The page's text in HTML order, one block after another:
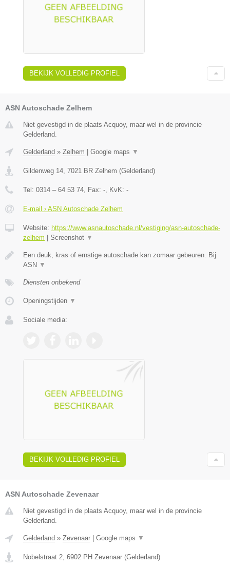
BEKIJK VOLLEDIG PROFIEL
ASN Autoschade Zelhem
Niet gevestigd in de plaats Acquoy, maar wel in de provincie
Gelderland.
Gelderland » Zelhem | Google maps ▼
Gildenweg 14 7021 BR Zelhem (Gelderland)
Tel: 0314 – 64 53 74 , Fax: - , KvK: -
E-mail › ASN Autoschade Zelhem
Website: https://www.asnautoschade.nl/vestiging/asn-autoschade-
zelhem | Screenshot ▼
Een deuk, kras of ernstige autoschade kan zomaar gebeuren. Bij
ASN ▼
Diensten onbekend
Openingstijden ▼
Sociale media:
BEKIJK VOLLEDIG PROFIEL
ASN Autoschade Zevenaar
Niet gevestigd in de plaats Acquoy, maar wel in de provincie
Gelderland.
Gelderland » Zevenaar Google maps ▼
Nobelstraat 2, 6902 PH Zevenaar (Gelderland)